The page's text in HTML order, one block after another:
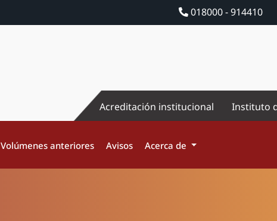
018000 - 914410
Acreditación institucional Instituto
Volúmenes anteriores Avisos Acerca de